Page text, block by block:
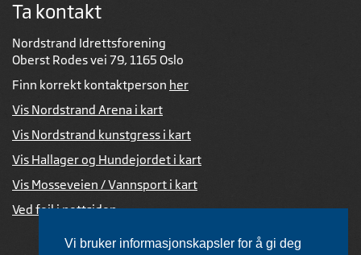
Vi bruker informasjonskapsler for å gi deg
Ta kontakt
Nordstrand Idrettsforening
Oberst Rodes vei 79, 1165 Oslo
Finn korrekt kontaktperson her
Vis Nordstrand Arena i kart
Vis Nordstrand kunstgress i kart
Vis Hallager og Hundejordet i kart
Vis Mosseveien / Vannsport i kart
Ved feil i nettsiden